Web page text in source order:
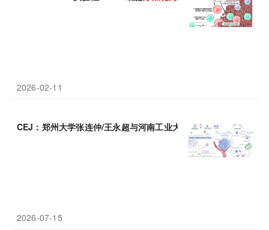
2026-02-11
CEJ：郑州大学张连仲/王永超与河南工业大学张贝贝团队，超声
2026-07-15